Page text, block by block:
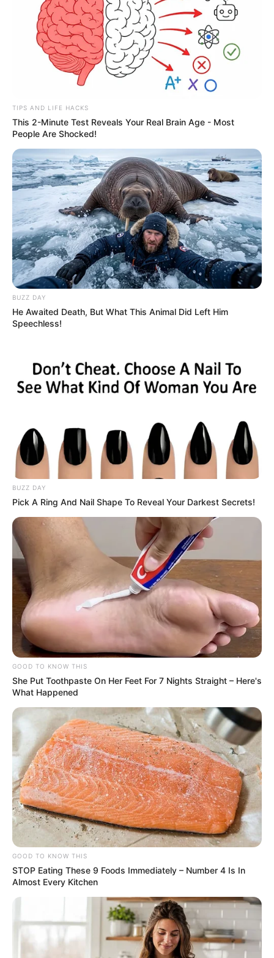
TIPS AND LIFE HACKS
This 2-Minute Test Reveals Your Real Brain Age - Most
People Are Shocked!
BUZZ DAY
He Awaited Death, But What This Animal Did Left Him
Speechless!
BUZZ DAY
Pick A Ring And Nail Shape To Reveal Your Darkest Secrets!
GOOD TO KNOW THIS
She Put Toothpaste On Her Feet For 7 Nights Straight – Here's
What Happened
GOOD TO KNOW THIS
STOP Eating These 9 Foods Immediately – Number 4 Is In
Almost Every Kitchen